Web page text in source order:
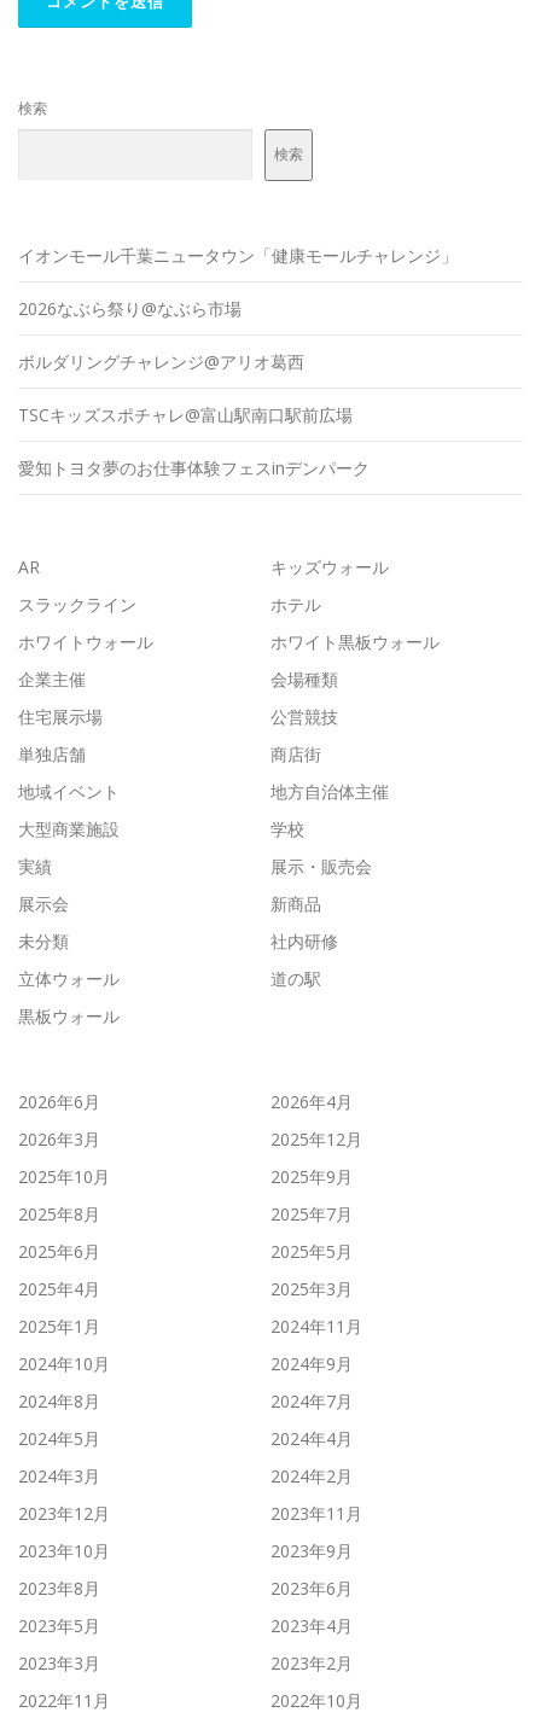
検索
検索
イオンモール千葉ニュータウン「健康モールチャレンジ」
2026なぶら祭り@なぶら市場
ボルダリングチャレンジ@アリオ葛西
TSCキッズスポチャレ@富山駅南口駅前広場
愛知トヨタ夢のお仕事体験フェスinデンパーク
AR
キッズウォール
スラックライン
ホテル
ホワイトウォール
ホワイト黒板ウォール
企業主催
会場種類
住宅展示場
公営競技
単独店舗
商店街
地域イベント
地方自治体主催
大型商業施設
学校
実績
展示・販売会
展示会
新商品
未分類
社内研修
立体ウォール
道の駅
黒板ウォール
2026年6月
2026年4月
2026年3月
2025年12月
2025年10月
2025年9月
2025年8月
2025年7月
2025年6月
2025年5月
2025年4月
2025年3月
2025年1月
2024年11月
2024年10月
2024年9月
2024年8月
2024年7月
2024年5月
2024年4月
2024年3月
2024年2月
2023年12月
2023年11月
2023年10月
2023年9月
2023年8月
2023年6月
2023年5月
2023年4月
2023年3月
2023年2月
2022年11月
2022年10月